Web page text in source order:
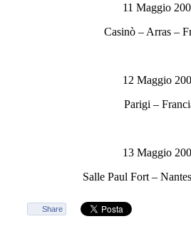
11 Maggio
Casinò – Arras –
12 Maggio
Parigi –
13 Maggio
Salle Paul Fort –
Share